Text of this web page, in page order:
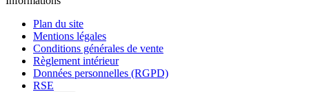
Plan du site
Mentions légales
Conditions générales de vente
Règlement intérieur
Données personnelles (RGPD)
RSE